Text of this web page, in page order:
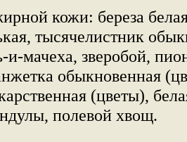
кожи: береза
тысячелистник
и-мачеха, зверобой,
обыкновенная
(цветы),
полевой хвощ.